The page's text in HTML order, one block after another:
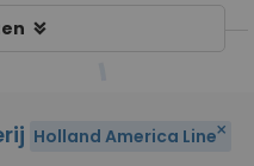
keyboard_double_arrow_down
Holland America Lineclose